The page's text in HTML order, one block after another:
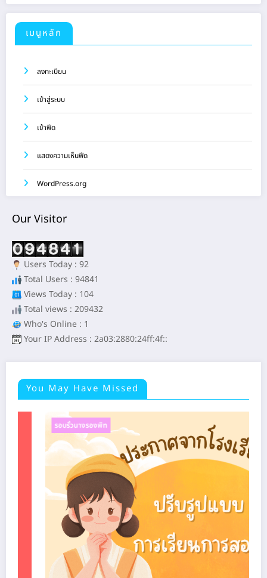
เมนูหลัก
ลงทะเบียน
เข้าสู่ระบบ
เข้าฟีด
แสดงความเห็นฟีด
WordPress.org
Our Visitor
Users Today : 92
Total Users : 94841
Views Today : 104
Total views : 209432
Who's Online : 1
Your IP Address : 2a03:2880:24ff:4f::
You May Have Missed
รอบรั้วนางรองพิท